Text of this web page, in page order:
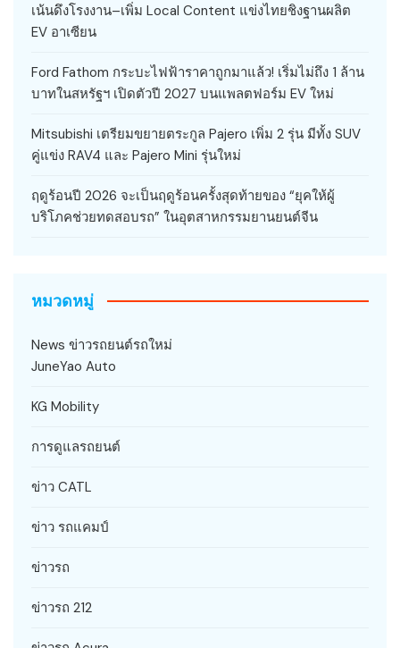
เน้นดึงโรงงาน–เพิ่ม Local Content แข่งไทยชิงฐานผลิต
EV อาเซียน
Ford Fathom กระบะไฟฟ้าราคาถูกมาแล้ว! เริ่มไม่ถึง 1 ล้าน
บาทในสหรัฐฯ เปิดตัวปี 2027 บนแพลตฟอร์ม EV ใหม่
Mitsubishi เตรียมขยายตระกูล Pajero เพิ่ม 2 รุ่น มีทั้ง SUV
คู่แข่ง RAV4 และ Pajero Mini รุ่นใหม่
ฤดูร้อนปี 2026 จะเป็นฤดูร้อนครั้งสุดท้ายของ “ยุคให้ผู้
บริโภคช่วยทดสอบรถ” ในอุตสาหกรรมยานยนต์จีน
หมวดหมู่
News ข่าวรถยนต์รถใหม่
JuneYao Auto
KG Mobility
การดูแลรถยนต์
ข่าว CATL
ข่าว รถแคมป์
ข่าวรถ
ข่าวรถ 212